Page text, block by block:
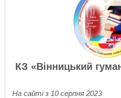
КЗ «Вінницький
На сайті з 10 серпня 2023